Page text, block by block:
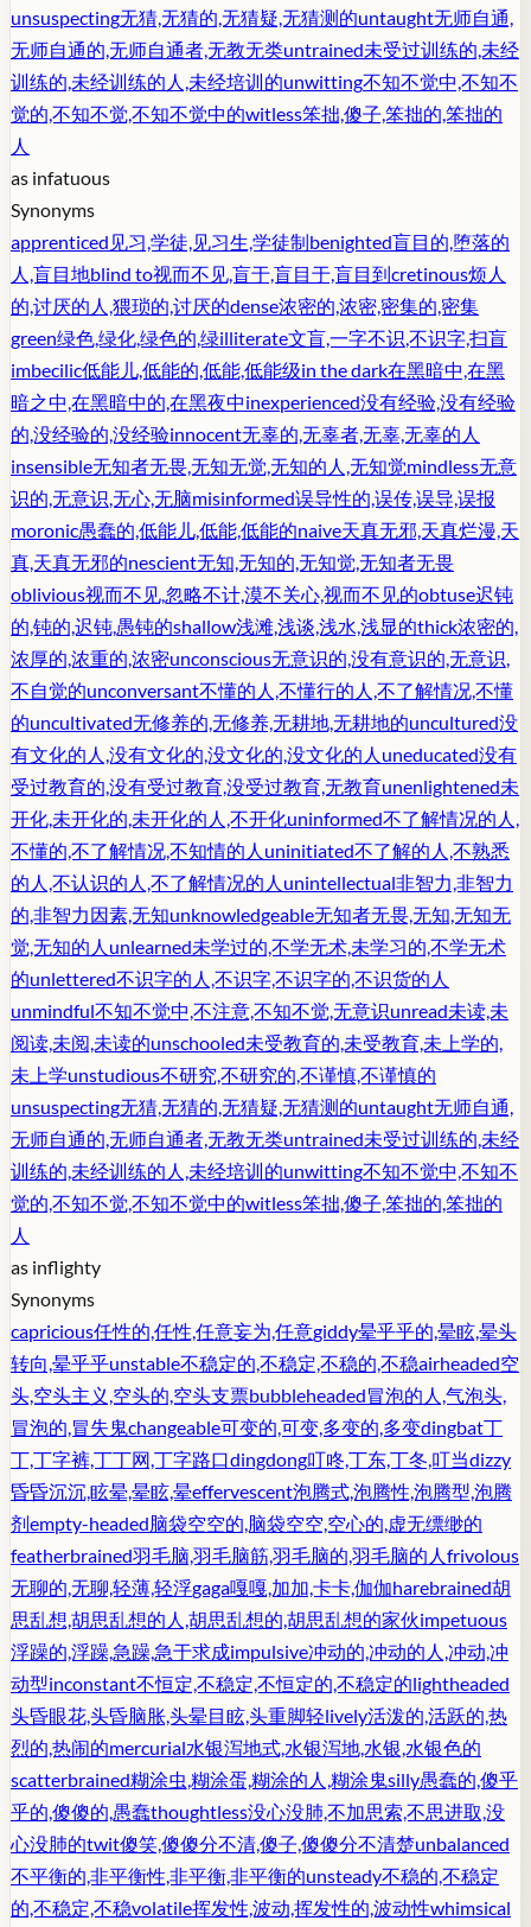
unsuspecting无猜,无猜的,无猜疑,无猜测的untaught无师自通,
无师自通的,无师自通者,无教无类untrained未受过训练的,未经
训练的,未经训练的人,未经培训的unwitting不知不觉中,不知不
觉的,不知不觉,不知不觉中的witless笨拙,傻子,笨拙的,笨拙的
人
as infatuous
Synonyms
apprenticed 见习,学徒,见习生,学徒制benighted盲目的,堕落的
人,盲目地blind to视而不见,盲于,盲目于,盲目到cretinous烦人
的,讨厌的人,猥琐的,讨厌的dense浓密的,浓密,密集的,密集
green绿色,绿化,绿色的,绿illiterate文盲,一字不识,不识字,扫盲
imbecilic低能儿,低能的,低能,低能级in the dark在黑暗中,在黑
暗之中,在黑暗中的,在黑夜中inexperienced没有经验,没有经验
的,没经验的,没经验innocent无辜的,无辜者,无辜,无辜的人
insensible无知者无畏,无知无觉,无知的人,无知觉mindless无意
识的,无意识,无心,无脑misinformed误导性的,误传,误导,误报
moronic愚蠢的,低能儿,低能,低能的naive天真无邪,天真烂漫,天
真,天真无邪的nescient无知,无知的,无知觉,无知者无畏
oblivious视而不见,忽略不计,漠不关心,视而不见的obtuse迟钝
的,钝的,迟钝,愚钝的shallow浅滩,浅谈,浅水,浅显的thick浓密的,
浓厚的,浓重的,浓密unconscious无意识的,没有意识的,无意识,
不自觉的unconversant不懂的人,不懂行的人,不了解情况,不懂
的uncultivated无修养的,无修养,无耕地,无耕地的uncultured没
有文化的人,没有文化的,没文化的,没文化的人 uneducated没有
受过教育的,没有受过教育,没受过教育,无教育unenlightened未
开化,未开化的,未开化的人,不开化uninformed不了解情况的人,
不懂的,不了解情况,不知情的人 uninitiated不了解的人,不熟悉
的人,不认识的人,不了解情况的人 unintellectual非智力,非智力
的,非智力因素,无知unknowledgeable无知者无畏,无知,无知无
觉,无知的人 unlearned未学过的,不学无术,未学习的,不学无术
的unlettered不识字的人,不识字,不识字的,不识货的人
unmindful不知不觉中,不注意,不知不觉,无意识unread未读,未
阅读,未阅,未读的unschooled未受教育的,未受教育,未上学的,
未上学unstudious不研究,不研究的,不谨慎,不谨慎的
unsuspecting无猜,无猜的,无猜疑,无猜测的untaught无师自通,
无师自通的,无师自通者,无教无类untrained未受过训练的,未经
训练的,未经训练的人,未经培训的unwitting不知不觉中,不知不
觉的,不知不觉,不知不觉中的witless笨拙,傻子,笨拙的,笨拙的
人
as inflighty
Synonyms
capricious任性的,任性,任意妄为,任意giddy晕乎乎的,晕眩,晕头
转向,晕乎乎unstable不稳定的,不稳定,不稳的,不稳airheaded空
头,空头主义,空头的,空头支票bubbleheaded冒泡的人,气泡头,
冒泡的,冒失鬼changeable可变的,可变,多变的,多变dingbat丁
丁,丁字裤,丁丁网,丁字路口dingdong叮咚,丁东,丁冬,叮当dizzy
昏昏沉沉,眩晕,晕眩,晕effervescent泡腾式,泡腾性,泡腾型,泡腾
剂empty-headed脑袋空空的,脑袋空空,空心的,虚无缥缈的
featherbrained羽毛脑,羽毛脑筋,羽毛脑的,羽毛脑的人 frivolous
无聊的,无聊,轻薄,轻浮gaga嘎嘎,加加,卡卡,伽伽harebrained胡
思乱想,胡思乱想的人,胡思乱想的,胡思乱想的家伙impetuous
浮躁的,浮躁,急躁,急于求成impulsive冲动的,冲动的人,冲动,冲
动型inconstant不恒定,不稳定,不恒定的,不稳定的lightheaded
头昏眼花,头昏脑胀,头晕目眩,头重脚轻lively活泼的,活跃的,热
烈的,热闹的mercurial水银泻地式,水银泻地,水银,水银色的
scatterbrained糊涂虫,糊涂蛋,糊涂的人,糊涂鬼silly愚蠢的,傻乎
乎的,傻傻的,愚蠢thoughtless没心没肺,不加思索,不思进取,没
心没肺的twit傻笑,傻傻分不清,傻子,傻傻分不清楚unbalanced
不平衡的,非平衡性,非平衡,非平衡的unsteady不稳的,不稳定
的,不稳定,不稳volatile挥发性,波动,挥发性的,波动性whimsical